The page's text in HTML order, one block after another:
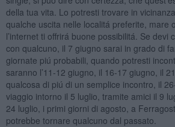
della tua vita. Lo potresti trovare in
qualche uscita nelle localitá preferite, mare
l’internet ti offrirá buone possibilitá. Se devi
con qualcuno, il 7 giugno sarai in grado di
giornate piú probabili, quando potresti
saranno l’11-12 giugno, il 16-17 giugno, il
qualcosa di piú di un semplice incontro, il
viaggio intorno il 5 luglio, tramite amici il 9
24 luglio, i primi giorni di agosto, a
potrebbe tornare qualcuno dal passato.